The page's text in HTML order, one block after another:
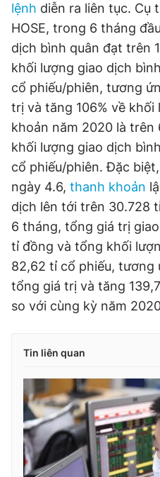
lệnh diễn ra liên tục. Cụ
HOSE, trong 6 tháng
dịch bình quân đạt trên
khối lượng giao dịch
cổ phiếu/phiên, tương
trị và tăng 106% về
khoản năm 2020 là
khối lượng giao dịch
cổ phiếu/phiên. Đặc
ngày 4.6, thanh khoản
dịch lên tới trên 30.728
6 tháng, tổng giá trị
tỉ đồng và tổng khối
82,62 tỉ cổ phiếu, tương
tổng giá trị và tăng
so với cùng kỳ năm
Tin liên quan